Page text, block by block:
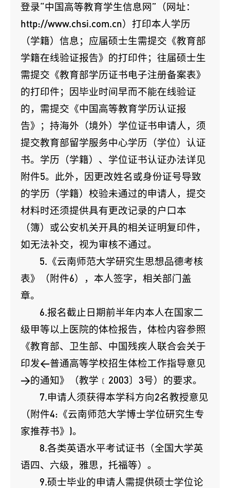
登录“中国高等教育学生信息网”（网址：
http://www.chsi.com.cn）打印本人学历
（学籍）信息；应届硕士生需提交《教育部
学籍在线验证报告》的打印件；往届硕士生
需提交《教育部学历证书电子注册备案表》
的打印件；因毕业时间早而不能在线验证
的，需提交《中国高等教育学历认证报
告》；持海外（境外）学位证书申请人，须
提交教育部留学服务中心学历（学位）认证
书。学历（学籍）、学位证书认证办法详见
附件5。此外，因更改姓名或身份证号导致
的学历（学籍）校验未通过的申请人，提交
材料时还须提供具有更改记录的户口本
（簿）或公安机关开具的相关证明复印件，
如无法补交，视为审核不通过。
5.《云南师范大学研究生思想品德考核
表》（附件6），本人签字，相关部门盖
章。
6.报名截止日期前半年内本人在国家二
级甲等以上医院的体检报告，体检内容参照
《教育部、卫生部、中国残疾人联合会关于
印发<普通高等学校招生体检工作指导意见
>的通知》（教学﹝2003〕3号）的要求。
7.申请人须获得本学科方向2名教授意见
（附件4:《云南师范大学博士学位研究生专
家推荐书》)。
8.各类英语水平考试证书（全国大学英
语四、六级，雅思，托福等）。
9.硕士毕业的申请人需提供硕士学位论